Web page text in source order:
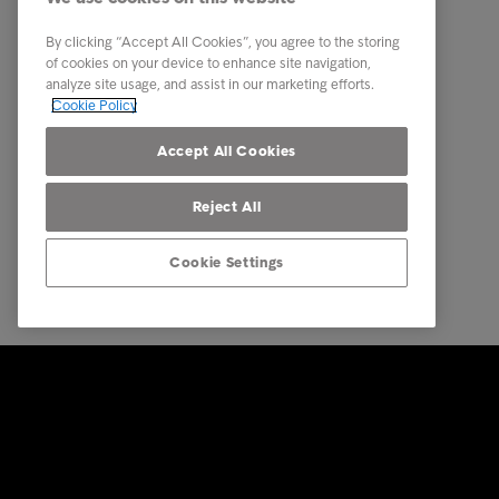
Έρευνες και αναλύσεις
Σχετικά με την Intrum
By clicking “Accept All Cookies”, you agree to the storing
of cookies on your device to enhance site navigation,
analyze site usage, and assist in our marketing efforts.
Cookie Policy
Accept All Cookies
Reject All
Cookie Settings